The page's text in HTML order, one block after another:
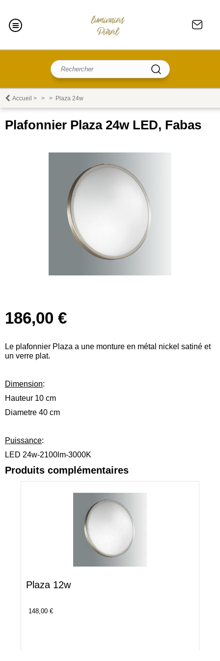
Accueil > > > Plaza 24w
Plafonnier Plaza 24w LED, Fabas
186,00 €
Le plafonnier Plaza a une monture en métal nickel satiné et
un verre plat.
Dimension:
Hauteur 10 cm
Diametre 40 cm
Puissance:
LED 24w-2100lm-3000K
Produits complémentaires
Plaza 12w
148,00 €